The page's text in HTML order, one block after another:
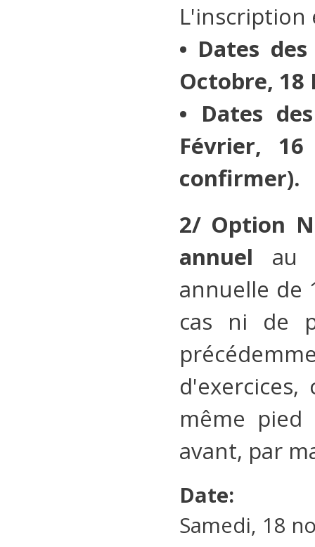
• Dates
Octobre, 18
• Dates
Février,
confirmer).
2/ Option
annuel au
annuelle de
cas ni de
même
avant, par
Date:
Samedi, 18